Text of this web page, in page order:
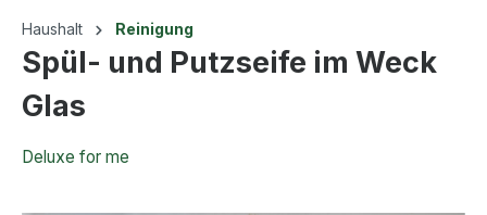
Haushalt Reinigung
Spül- und Putzseife im Weck
Glas
Deluxe for me